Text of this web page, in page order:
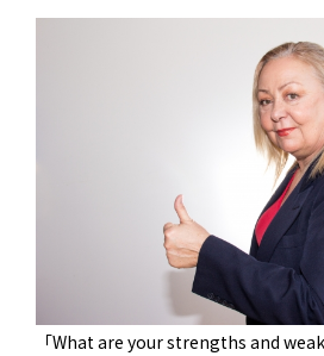
「What are your strengths and